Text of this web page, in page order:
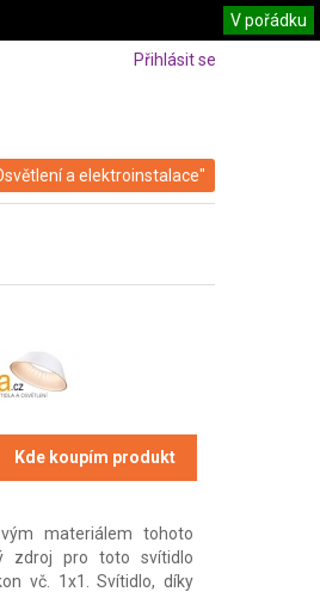
Přihlásit se
a elektroinstalace"
Kde koupím produkt
materiálem tohoto
zdroj pro toto svítidlo
vč. 1x1. Svítidlo, díky
V pořádku